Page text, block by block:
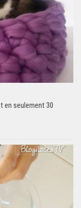
en seulement 30